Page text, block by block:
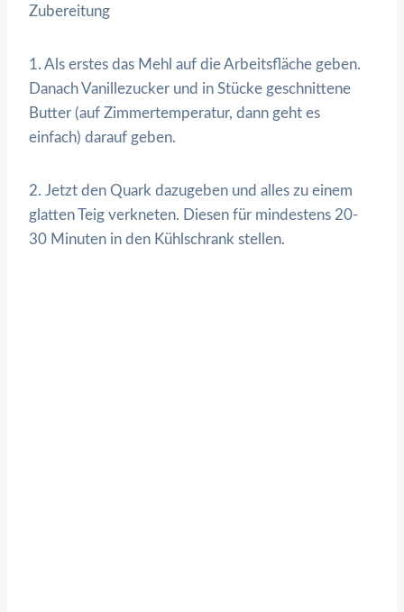
Zubereitung
1. Als erstes das Mehl auf die Arbeitsfläche geben.
Danach Vanillezucker und in Stücke geschnittene
Butter (auf Zimmertemperatur, dann geht es
einfach) darauf geben.
2. Jetzt den Quark dazugeben und alles zu einem
glatten Teig verkneten. Diesen für mindestens 20-
30 Minuten in den Kühlschrank stellen.